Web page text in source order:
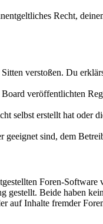
Recht,
verstoßen. Du
veröffentlichten
selbst erstellt hat oder
geeignet sind, dem
Foren-
gestellt. Beide haben
auf Inhalte fremder